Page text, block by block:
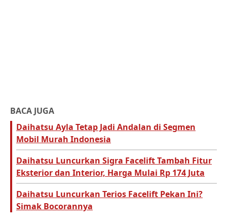
BACA JUGA
Daihatsu Ayla Tetap Jadi Andalan di Segmen
Mobil Murah Indonesia
Daihatsu Luncurkan Sigra Facelift Tambah Fitur
Eksterior dan Interior, Harga Mulai Rp 174 Juta
Daihatsu Luncurkan Terios Facelift Pekan Ini?
Simak Bocorannya